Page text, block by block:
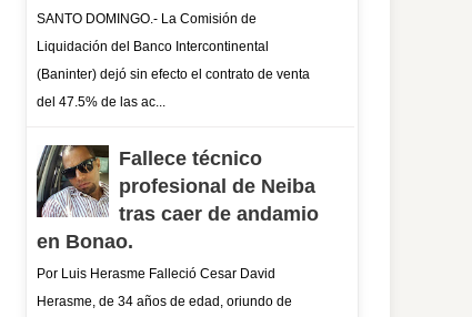
SANTO DOMINGO.- La Comisión de
Liquidación del Banco Intercontinental
(Baninter) dejó sin efecto el contrato de venta
del 47.5% de las ac...
Fallece técnico
profesional de Neiba
tras caer de andamio
en Bonao.
Por Luis Herasme Falleció Cesar David
Herasme, de 34 años de edad, oriundo de